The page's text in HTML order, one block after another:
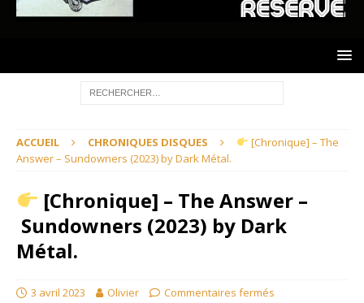
ACCUEIL CHRONIQUES DISQUES
[Chronique] – The
Answer – Sundowners (2023) by Dark Métal.
[Chronique] – The Answer –
Sundowners (2023) by Dark
Métal.
3 avril 2023 Olivier Commentaires fermés